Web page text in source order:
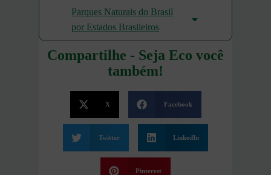
Parques Naturais do Brasil
por Estados Brasileiros
Compartilhe - Seja Eco você
também!
X Facebook
Twitter LinkedIn
Pinterest